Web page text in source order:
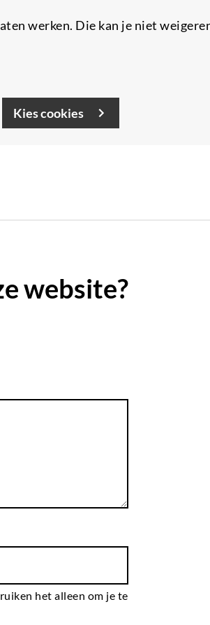
werken. Die kan je niet
Kies cookies
website?
het alleen om je te